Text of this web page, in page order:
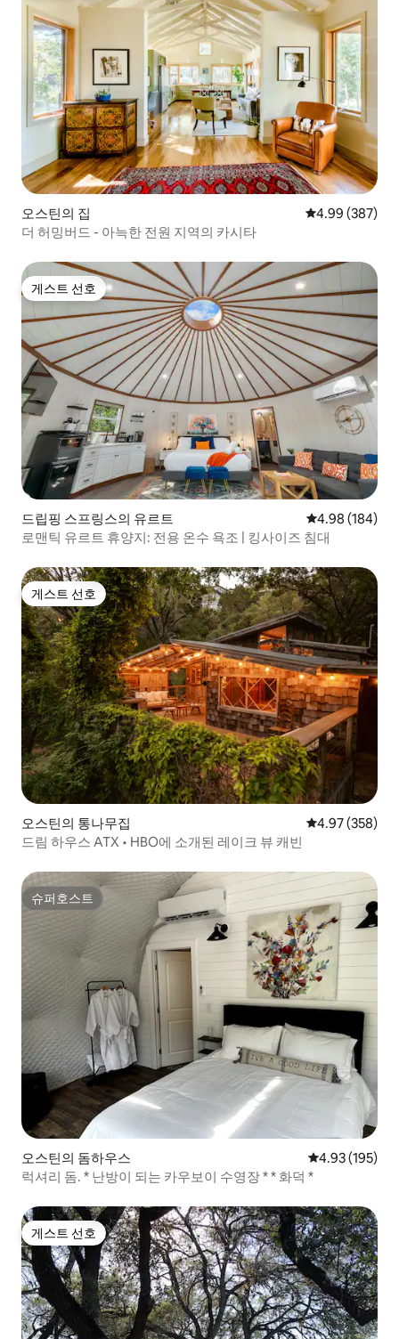
오스틴의 집 평점 4.99점(5
4.99 (387)
더 허밍버드 - 아늑한 전원 지역의 카시타
게스트 선호
게스트 선호
드립핑 스프링스의 유르트 평점 4.98점(5
4.98 (184)
로맨틱 유르트 휴양지: 전용 온수 욕조 | 킹사이즈 침대
게스트 선호
게스트 선호
오스틴의 통나무집 평점 4.97점(5
4.97 (358)
드림 하우스 ATX • HBO에 소개된 레이크 뷰 캐빈
슈퍼호스트
슈퍼호스트
오스틴의 돔하우스 평점 4.93점(5
4.93 (195)
럭셔리 돔. * 난방이 되는 카우보이 수영장 * * 화덕 *
게스트 선호
게스트 선호